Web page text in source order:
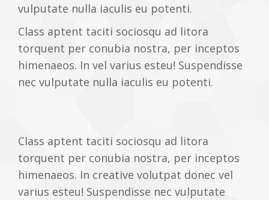
vulputate nulla iaculis eu potenti.
Class aptent taciti sociosqu ad litora
torquent per conubia nostra, per inceptos
himenaeos. In vel varius esteu! Suspendisse
nec vulputate nulla iaculis eu potenti.
Class aptent taciti sociosqu ad litora
torquent per conubia nostra, per inceptos
himenaeos. In creative volutpat donec vel
varius esteu! Suspendisse nec vulputate